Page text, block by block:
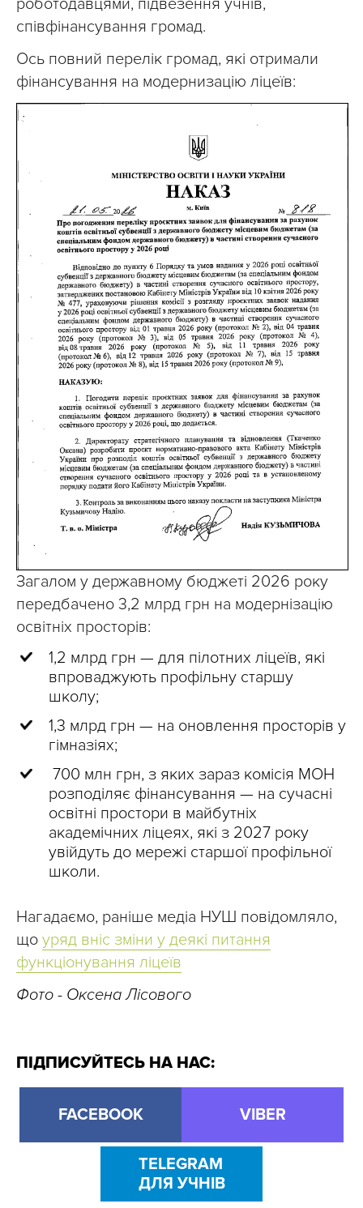
співфінансування громад.
Ось повний перелік громад, які отримали
фінансування на модернизацію ліцеїв:
Загалом у державному бюджеті 2026 року
передбачено 3,2 млрд грн на модернізацію
освітніх просторів:
1,2 млрд грн — для пілотних ліцеїв, які
впроваджують профільну старшу
школу;
1,3 млрд грн — на оновлення просторів у
гімназіях;
700 млн грн, з яких зараз комісія МОН
розподіляє фінансування — на сучасні
освітні простори в майбутніх
академічних ліцеях, які з 2027 року
увійдуть до мережі старшої профільної
школи.
Нагадаємо, раніше медіа НУШ повідомляло,
що уряд вніс зміни у деякі питання
функціонування ліцеїв
Фото - Оксена Лісового
ПІДПИСУЙТЕСЬ НА НАС:
FACEBOOK VIBER
TELEGRAM
ДЛЯ УЧНІВ